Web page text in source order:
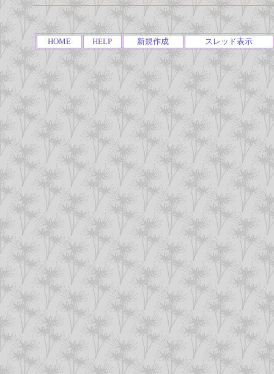
HOME HELP 新規作成 スレッド表示